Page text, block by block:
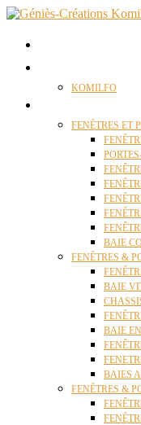
KOMILFO
FENÊTRES ET
BAIE
FENÊTRES &
BAIE
BAIE
BAIES
FENÊTRES &